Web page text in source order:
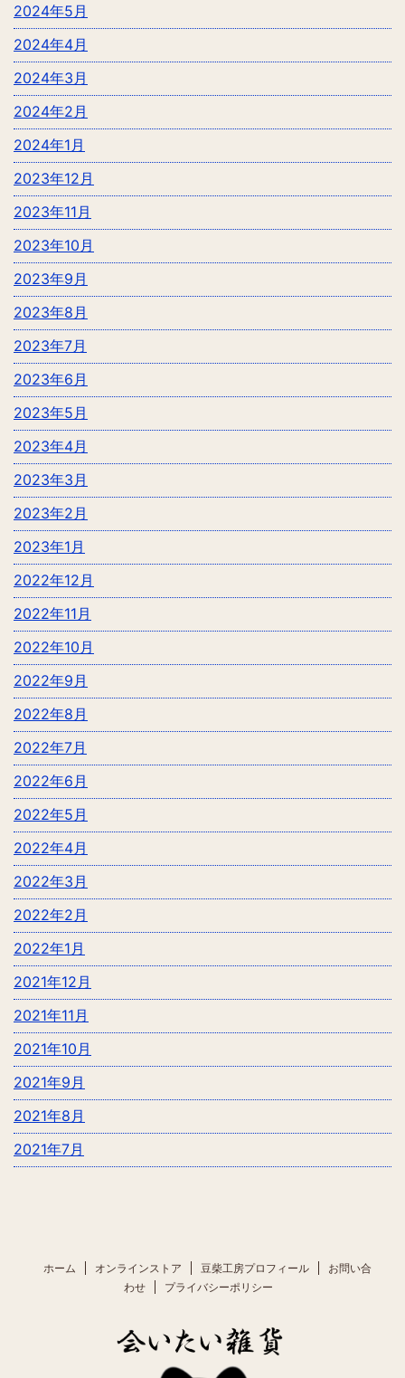
2024年5月
2024年4月
2024年3月
2024年2月
2024年1月
2023年12月
2023年11月
2023年10月
2023年9月
2023年8月
2023年7月
2023年6月
2023年5月
2023年4月
2023年3月
2023年2月
2023年1月
2022年12月
2022年11月
2022年10月
2022年9月
2022年8月
2022年7月
2022年6月
2022年5月
2022年4月
2022年3月
2022年2月
2022年1月
2021年12月
2021年11月
2021年10月
2021年9月
2021年8月
2021年7月
ホーム オンラインストア 豆柴工房プロフィール
お問い合
わせ
プライバシーポリシー